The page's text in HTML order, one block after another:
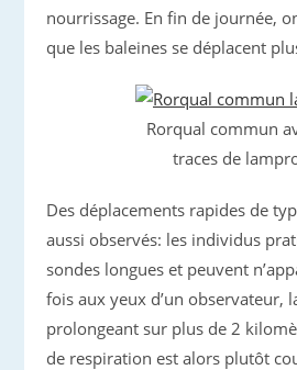
nourrissage. En fin de journée,
que les baleines se déplacent
Rorqual commun
traces de
Des déplacements rapides de
aussi observés: les individus
sondes longues et peuvent
fois aux yeux d’un observateur,
prolongeant sur plus de 2
de respiration est alors plutôt